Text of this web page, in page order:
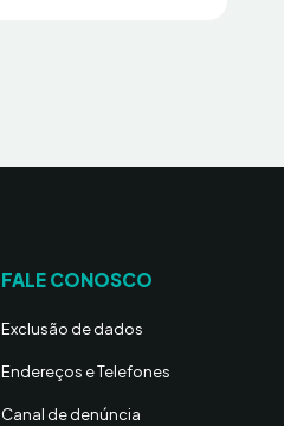
FALE CONOSCO
Exclusão de dados
Endereços e Telefones
Canal de denúncia